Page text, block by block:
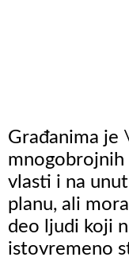
Građanima je
mnogobrojnih
vlasti i na
planu, ali
deo ljudi koji
istovremeno